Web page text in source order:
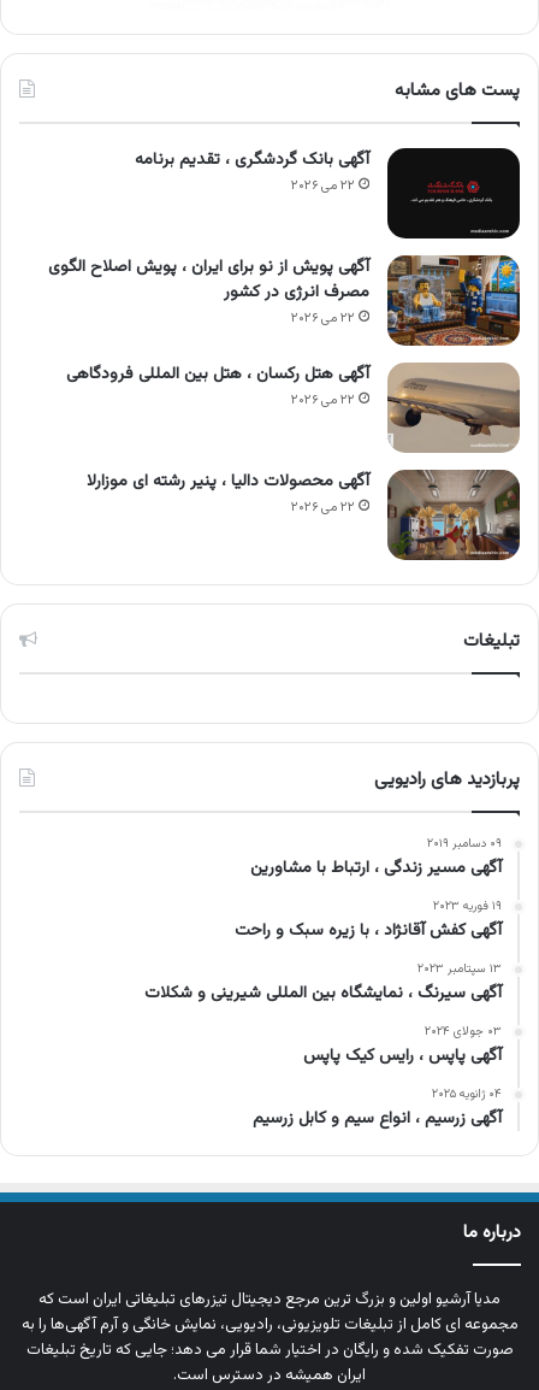
پست های مشابه
آگهی بانک گردشگری ، تقدیم برنامه
۲۲ می ۲۰۲۶
آگهی پویش از نو برای ایران ، پویش اصلاح الگوی
مصرف انرژی در کشور
۲۲ می ۲۰۲۶
آگهی هتل رکسان ، هتل بین المللی فرودگاهی
۲۲ می ۲۰۲۶
آگهی محصولات دالیا ، پنیر رشته ای موزارلا
۲۲ می ۲۰۲۶
تبلیغات
پربازدید های رادیویی
۰۹ دسامبر ۲۰۱۹
آگهی مسیر زندگی ، ارتباط با مشاورین
۱۹ فوریه ۲۰۲۳
آگهی کفش آقانژاد ، با زیره سبک و راحت
۱۳ سپتامبر ۲۰۲۳
آگهی سیرنگ ، نمایشگاه بین المللی شیرینی و شکلات
۰۳ جولای ۲۰۲۴
آگهی پاپس ، رایس کیک پاپس
۰۴ ژانویه ۲۰۲۵
آگهی زرسیم ، انواع سیم و کابل زرسیم
درباره ما
مدیا آرشیو اولین و بزرگ‌ ترین مرجع دیجیتال تیزرهای تبلیغاتی ایران است که
مجموعه‌ ای کامل از تبلیغات تلویزیونی، رادیویی، نمایش خانگی و آرم‌ آگهی‌ها را به‌
صورت تفکیک‌ شده و رایگان در اختیار شما قرار می‌ دهد؛ جایی که تاریخ تبلیغات
ایران همیشه در دسترس است.